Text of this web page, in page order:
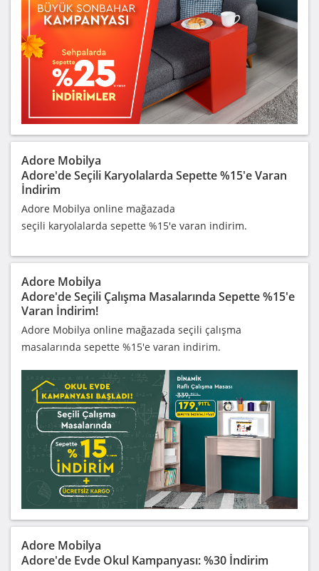
Adore Mobilya
Adore'de Seçili Karyolalarda Sepette %15'e Varan
İndirim
Adore Mobilya online mağazada
seçili karyolalarda sepette %15'e varan indirim.
Adore Mobilya
Adore'de Seçili Çalışma Masalarında Sepette %15'e
Varan İndirim!
Adore Mobilya online mağazada seçili çalışma
masalarında sepette %15'e varan indirim.
Adore Mobilya
Adore'de Evde Okul Kampanyası: %30 İndirim